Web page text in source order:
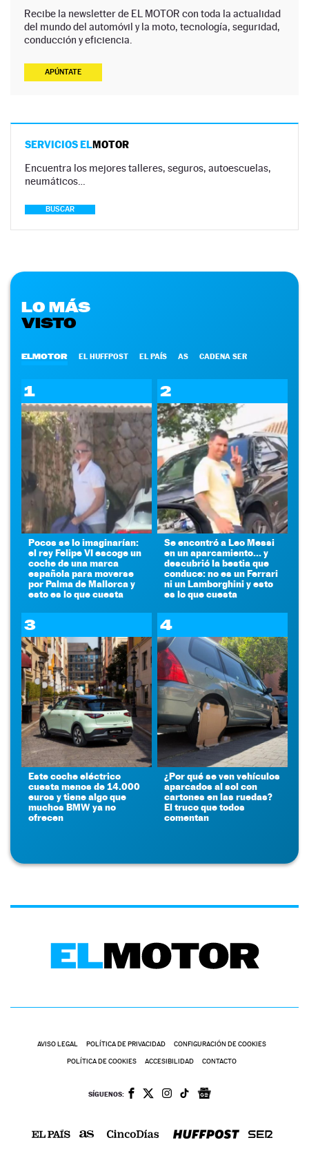
Recibe la newsletter de EL MOTOR con toda la actualidad
del mundo del automóvil y la moto, tecnología, seguridad,
conducción y eficiencia.
APÚNTATE
SERVICIOS ELMOTOR
Encuentra los mejores talleres, seguros, autoescuelas,
neumáticos…
BUSCAR
LO MÁS
VISTO
ELMOTOR EL HUFFPOST EL PAÍS AS CADENA SER
1
Pocos se lo imaginarían:
el rey Felipe VI escoge un
coche de una marca
española para moverse
por Palma de Mallorca y
esto es lo que cuesta
2
Se encontró a Leo Messi
en un aparcamiento... y
descubrió la bestia que
conduce: no es un Ferrari
ni un Lamborghini y esto
es lo que cuesta
3
Este coche eléctrico
cuesta menos de 14.000
euros y tiene algo que
muchos BMW ya no
ofrecen
4
¿Por qué se ven vehículos
aparcados al sol con
cartones en las ruedas?
El truco que todos
comentan
AVISO LEGAL POLÍTICA DE PRIVACIDAD CONFIGURACIÓN DE COOKIES
POLÍTICA DE COOKIES ACCESIBILIDAD CONTACTO
SÍGUENOS: